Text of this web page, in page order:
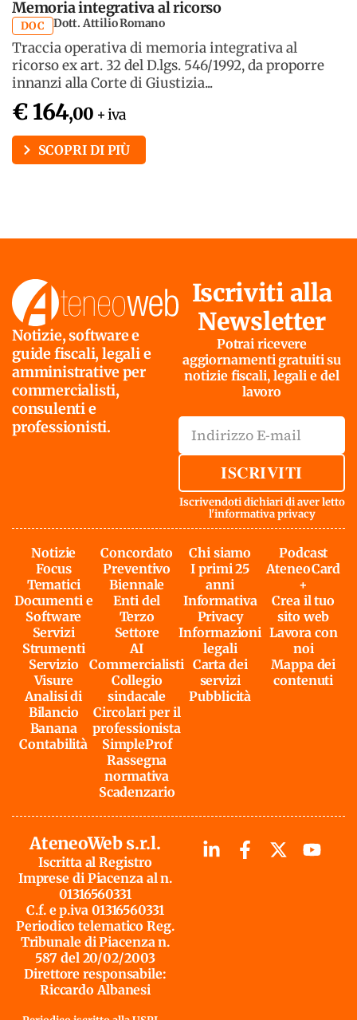
Memoria integrativa al ricorso
DOC Dott. Attilio Romano
Traccia operativa di memoria integrativa al
ricorso ex art. 32 del D.lgs. 546/1992, da proporre
innanzi alla Corte di Giustizia...
€ 164,00 + iva
SCOPRI DI PIÙ
Notizie, software e
guide fiscali, legali e
amministrative per
commercialisti,
consulenti e
professionisti.
Iscriviti alla
Newsletter
Potrai ricevere
aggiornamenti gratuiti su
notizie fiscali, legali e del
lavoro
ISCRIVITI
Iscrivendoti dichiari di aver letto
l'informativa privacy
Notizie
Focus
Tematici
Documenti e
Software
Servizi
Strumenti
Servizio
Visure
Analisi di
Bilancio
Banana
Contabilità
Concordato
Preventivo
Biennale
Enti del
Terzo
Settore
AI
Commercialisti
Collegio
sindacale
Circolari per il
professionista
SimpleProf
Rassegna
normativa
Scadenzario
Chi siamo
I primi 25
anni
Informativa
Privacy
Informazioni
legali
Carta dei
servizi
Pubblicità
Podcast
AteneoCard
+
Crea il tuo
sito web
Lavora con
noi
Mappa dei
contenuti
AteneoWeb s.r.l.
Iscritta al Registro
Imprese di Piacenza al n.
01316560331
C.f. e p.iva 01316560331
Periodico telematico Reg.
Tribunale di Piacenza n.
587 del 20/02/2003
Direttore responsabile:
Riccardo Albanesi